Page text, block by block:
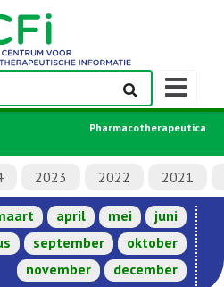
Pharmacotherapeutica
2023 2022 2021
april mei
juni
september
oktober
november
december